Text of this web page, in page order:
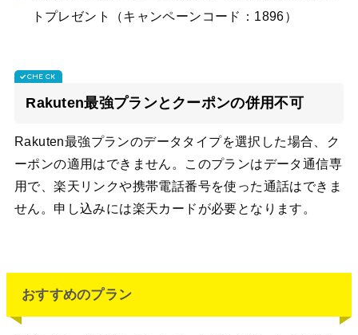
トプレゼント（キャンペーンコード：1896）
Rakuten最強プランとクーポンの併用不可
Rakuten最強プランのデータタイプを選択した場合、ク
ーポンの適用はできません。このプランはデータ通信専
用で、楽天リンクや携帯電話番号を使った通話はできま
せん。申し込みには楽天カードが必要となります。
おすすめのプラン